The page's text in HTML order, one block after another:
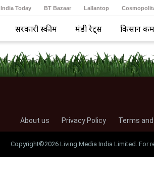
India Today BT Bazaar Lallantop
सरकारी स्कीम मंडी रेट्स किसान
About us Privacy Policy Terms
Copyright©2026 Living Media India Limited. For